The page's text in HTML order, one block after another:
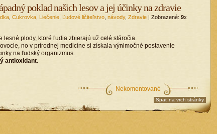
poklad našich lesov a jej účinky na zdravie
Cukrovka Liečenie Ľudové ličiteľstvo návody, Zdravie | Zobrazené: 9x
lesné plody, ktoré ľudia zbierajú už celé stáročia.
no v prírodnej medicíne si získala výnimočné postavenie
na ľudský organizmus.
antioxidant.
Nekomentované
Spať na vrch stránky